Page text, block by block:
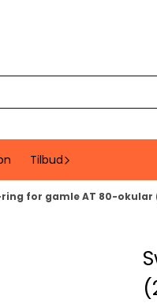
Tilbud
for gamle AT 80-okular